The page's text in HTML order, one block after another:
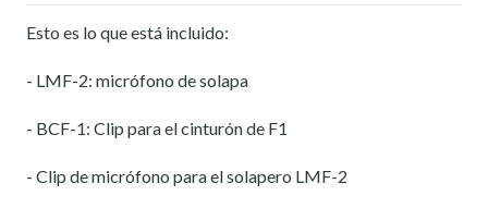
Esto es lo que está incluido:
- LMF-2: micrófono de solapa
- BCF-1: Clip para el cinturón de F1
- Clip de micrófono para el solapero LMF-2